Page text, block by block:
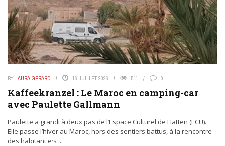
BY LAURA GERARD 16 JUILLET 2026 511 0
Kaffeekranzel : Le Maroc en camping-car
avec Paulette Gallmann
Paulette a grandi à deux pas de l’Espace Culturel de Hatten (ECU).
Elle passe l’hiver au Maroc, hors des sentiers battus, à la rencontre
des habitant·e·s ...